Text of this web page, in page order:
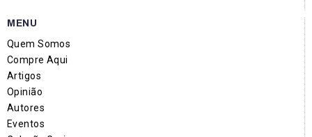
MENU
Quem Somos
Compre Aqui
Artigos
Opinião
Autores
Eventos